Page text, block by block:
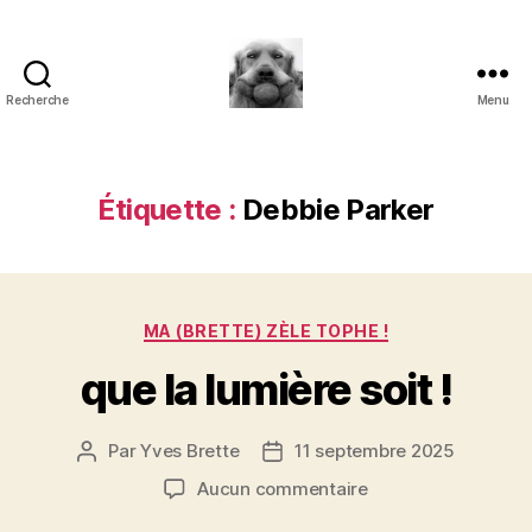
Recherche
paradoxe
en
Menu
Étiquette : Debbie Parker
Catégories
MA (BRETTE) ZÈLE TOPHE !
que la lumière soit !
Auteur
ParYves Brette
Date11 septembre 2025
Aucun commentairesur